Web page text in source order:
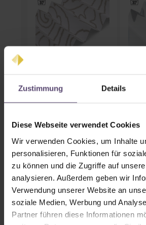
Zustimmung Details
Diese Webseite verwendet Cookies
Wir verwenden Cookies, um Inhalte
personalisieren, Funktionen für
zu können und die Zugriffe auf
analysieren. Außerdem geben wir
Verwendung unserer Website an
soziale Medien, Werbung und
Partner führen diese Informationen
3179 (PG2)